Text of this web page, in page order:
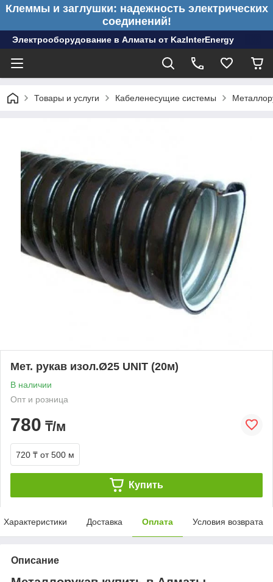
Клеммы и заглушки: надежность электрических
соединений!
Электрооборудование в Алматы от KazInterEnergy
Товары и услуги Кабеленесущие системы
Мет. рукав изол.Ø25 UNIT (20м)
В наличии
Опт и розница
780 ₸/м
720 ₸ от 500 м
Купить
Характеристики Доставка Оплата Условия возврата
Описание